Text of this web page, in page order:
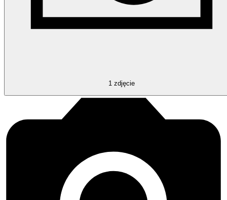
1 zdjęcie